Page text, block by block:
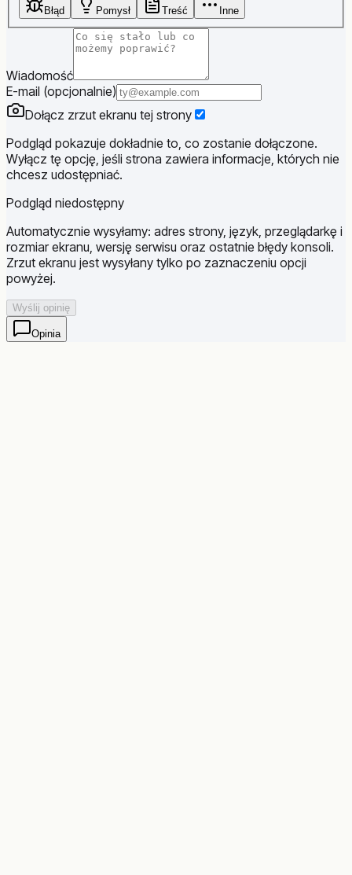
Błąd Pomysł Treść Inne
Wiadomość
E-mail (opcjonalnie)
Dołącz zrzut ekranu tej strony
Podgląd pokazuje dokładnie to, co zostanie dołączone.
Wyłącz tę opcję, jeśli strona zawiera informacje, których nie
chcesz udostępniać.
Podgląd niedostępny
Automatycznie wysyłamy: adres strony, język, przeglądarkę i
rozmiar ekranu, wersję serwisu oraz ostatnie błędy konsoli.
Zrzut ekranu jest wysyłany tylko po zaznaczeniu opcji
powyżej.
Wyślij opinię
Opinia